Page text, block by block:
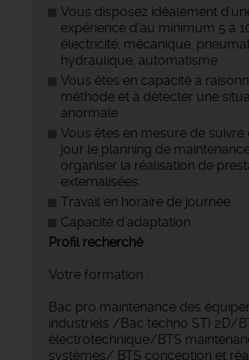
Vous disposez idéalement
expérience d’au minimum 5 à
électricité, mécanique,
hydraulique, automatisme
Vous êtes en capacité à
méthode et à détecter une
anormale
Vous êtes en mesure de suivre
jour le planning de
organiser la réalisation de
externalisées.
Travail en horaire de journée
Capacité d’adaptation
Profil recherché
Votre formation :
Bac pro maintenance des
industriels /Bac techno STI 2D/
électrotechnique/BTS
systèmes/ BTS conception et